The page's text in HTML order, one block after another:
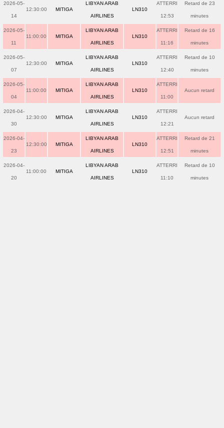
2026-05-
14
12:30:00 MITIGA
LIBYAN ARAB
AIRLINES
LN310
ATTERRI
12:53
Retard de 23
minutes
2026-05-
11
11:00:00 MITIGA
LIBYAN ARAB
AIRLINES
LN310
ATTERRI
11:16
Retard de 16
minutes
2026-05-
07
12:30:00 MITIGA
LIBYAN ARAB
AIRLINES
LN310
ATTERRI
12:40
Retard de 10
minutes
2026-05-
04
11:00:00 MITIGA
LIBYAN ARAB
AIRLINES
LN310
ATTERRI
11:00
Aucun retard
2026-04-
30
12:30:00 MITIGA
LIBYAN ARAB
AIRLINES
LN310
ATTERRI
12:21
Aucun retard
2026-04-
23
12:30:00 MITIGA
LIBYAN ARAB
AIRLINES
LN310
ATTERRI
12:51
Retard de 21
minutes
2026-04-
20
11:00:00 MITIGA
LIBYAN ARAB
AIRLINES
LN310
ATTERRI
11:10
Retard de 10
minutes